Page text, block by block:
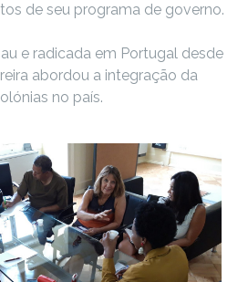
de seu programa de governo.
e radicada em Portugal desde
abordou a integração da
no país.